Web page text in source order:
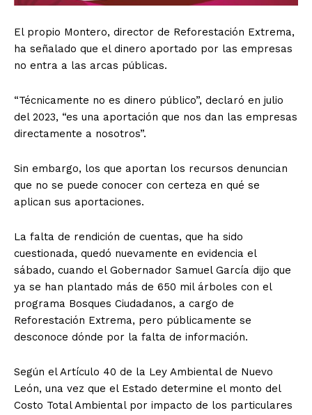
El propio Montero, director de Reforestación Extrema,
ha señalado que el dinero aportado por las empresas
no entra a las arcas públicas.
“Técnicamente no es dinero público”, declaró en julio
del 2023, “es una aportación que nos dan las empresas
directamente a nosotros”.
Sin embargo, los que aportan los recursos denuncian
que no se puede conocer con certeza en qué se
aplican sus aportaciones.
La falta de rendición de cuentas, que ha sido
cuestionada, quedó nuevamente en evidencia el
sábado, cuando el Gobernador Samuel García dijo que
ya se han plantado más de 650 mil árboles con el
programa Bosques Ciudadanos, a cargo de
Reforestación Extrema, pero públicamente se
desconoce dónde por la falta de información.
Según el Artículo 40 de la Ley Ambiental de Nuevo
León, una vez que el Estado determine el monto del
Costo Total Ambiental por impacto de los particulares